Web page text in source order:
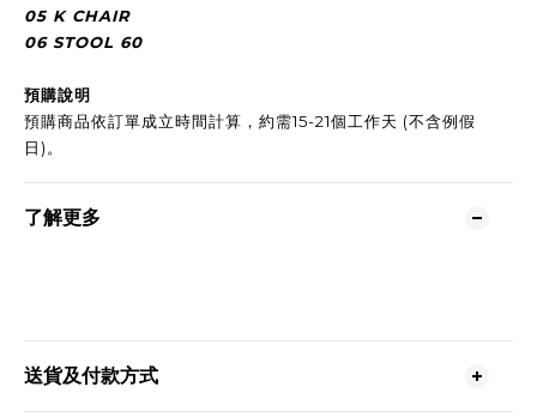
05 K CHAIR
06 STOOL 60
預購說明
預購商品依訂單成立時間計算，約需15-21個工作天 (不含例假
日)。
了解更多
送貨及付款方式